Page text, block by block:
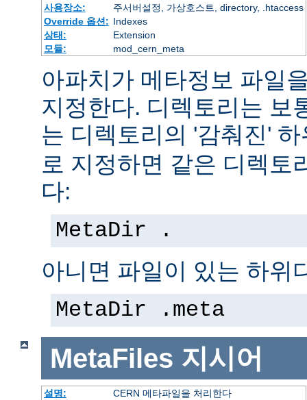
사용장소:
주서버설정, 가상호스트, directory, .htaccess
Override 옵션: Indexes
상태:
Extension
모듈:
mod_cern_meta
아파치가 메타정보 파일
지정한다. 디렉토리는 보
는 디렉토리의 '감춰진'
로 지정하면 같은 디렉토
다:
MetaDir .
아니면 파일이 있는 하위
MetaDir .meta
MetaFiles 지시어
설명:
CERN 메타파일을 처리한다